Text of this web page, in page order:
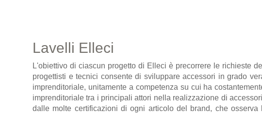
Lavelli Elleci
L'obiettivo di ciascun progetto di Elleci è precorrere le richieste
progettisti e tecnici consente di sviluppare accessori in grado
imprenditoriale, unitamente a competenza su cui ha
imprenditoriale tra i principali attori nella realizzazione di
dalle molte certificazioni di ogni articolo del brand, che